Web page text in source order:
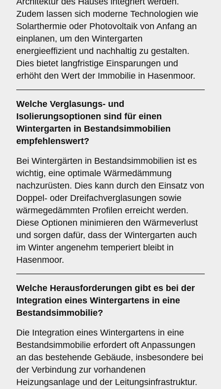
Zudem lassen sich moderne Technologien wie
Solarthermie oder Photovoltaik von Anfang an
einplanen, um den Wintergarten
energieeffizient und nachhaltig zu gestalten.
Dies bietet langfristige Einsparungen und
erhöht den Wert der Immobilie in Hasenmoor.
Welche Verglasungs- und
Isolierungsoptionen sind für einen
Wintergarten in Bestandsimmobilien
empfehlenswert?
Bei Wintergärten in Bestandsimmobilien ist es
wichtig, eine optimale Wärmedämmung
nachzurüsten. Dies kann durch den Einsatz von
Doppel- oder Dreifachverglasungen sowie
wärmegedämmten Profilen erreicht werden.
Diese Optionen minimieren den Wärmeverlust
und sorgen dafür, dass der Wintergarten auch
im Winter angenehm temperiert bleibt in
Hasenmoor.
Welche Herausforderungen gibt es bei der
Integration eines Wintergartens in eine
Bestandsimmobilie?
Die Integration eines Wintergartens in eine
Bestandsimmobilie erfordert oft Anpassungen
an das bestehende Gebäude, insbesondere bei
der Verbindung zur vorhandenen
Heizungsanlage und der Leitungsinfrastruktur.